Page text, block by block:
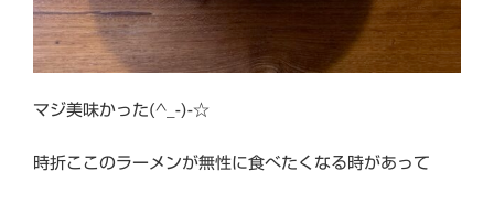
マジ美味かった(^_-)-☆
時折ここのラーメンが無性に食べたくなる時があって